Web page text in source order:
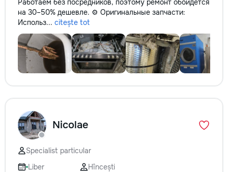
Работаем без посредников, поэтому ремонт обойдется
на 30–50% дешевле. ⚙️ Оригинальные запчасти:
Использ... citește tot
Nicolae
Specialist particular
Liber
Hîncești